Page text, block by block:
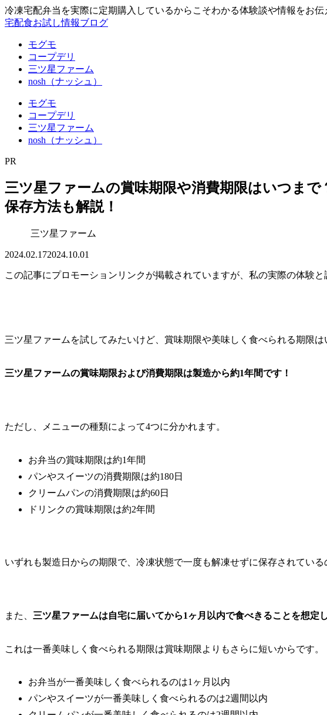
冷凍宅配弁当を実際に定期購入しているからこそわかる体験談や情報をお伝
宅配食お試し情報ブログ
モグモ
コープデリ
三ツ星ファーム
nosh（ナッシュ）
モグモ
コープデリ
三ツ星ファーム
nosh（ナッシュ）
PR
三ツ星ファームの賞味期限や消費期限はいつま
保存方法も解説！
三ツ星ファーム
2024.02.172024.10.01
この記事にプロモーションリンクが掲載されていますが、私の実際の体験と
三ツ星ファームを試してみたいけど、賞味期限や美味しく食べられる期限
三ツ星ファームの賞味期限および消費期限は製造から約1年間です！
ただし、メニューの種類によって4つに分かれます。
お弁当の賞味期限は約1年間
パンやスイーツの消費期限は約180日
クリームパンの消費期限は約60日
ドリンクの賞味期限は約2年間
いずれも製造日からの期限で、冷凍状態で一度も解凍せずに保存されている
また、 三ツ星ファームは自宅に届いてから1ヶ月以内で食べきることを想定
これは一番美味しく食べられる期限は賞味期限よりもさらに短いからです。
お弁当が一番美味しく食べられるのは1ヶ月以内
パンやスイーツが一番美味しく食べられるのは2週間以内